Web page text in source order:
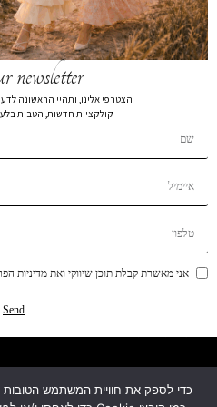
קטגוריות
מידע
כדי לספק את חוויית המשתמש הטובות
newsletter
הצטרפי אלינו, ותהיי הראשונה
קולקציות חדשות, הטבות
אני מאשרת קבלת תוכן שיווקי ואת מדיניות
Send